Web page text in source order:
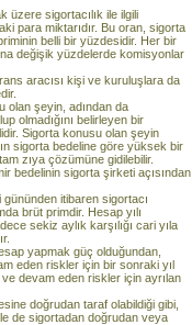
üzere sigortacılık ile ilgili
para miktarıdır. Bu oran, sigorta
belli bir yüzdesidir. Her bir
değişik yüzdelerde komisyonlar
aracısı kişi ve kuruluşlara da
olan şeyin, adından da
olmadığını belirleyen bir
Sigorta konusu olan şeyin
sigorta bedeline göre yüksek bir
zıya çözümüne gidilebilir.
bedelinin sigorta şirketi açısından
itibaren sigortacı
brüt primdir. Hesap yılı
sekiz aylık karşılığı cari yıla
yapmak güç olduğundan,
eden riskler için bir sonraki yıl
ve devam eden riskler için ayrılan
doğrudan taraf olabildiği gibi,
de sigortadan doğrudan veya